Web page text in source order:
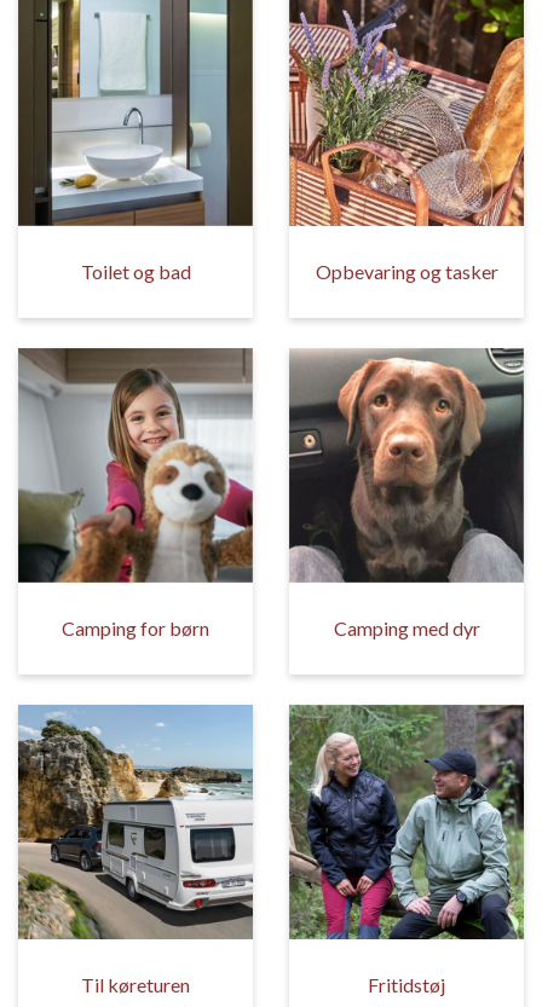
Toilet og bad Opbevaring og tasker
Camping for børn Camping med dyr
Til køreturen Fritidstøj